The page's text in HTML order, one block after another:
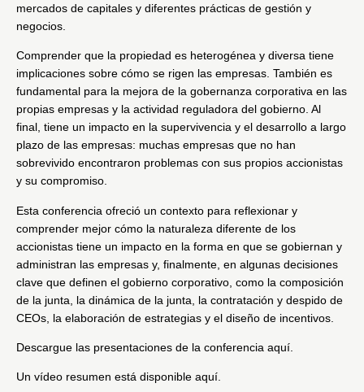
mercados de capitales y diferentes prácticas de gestión y
negocios.
Comprender que la propiedad es heterogénea y diversa tiene
implicaciones sobre cómo se rigen las empresas. También es
fundamental para la mejora de la gobernanza corporativa en las
propias empresas y la actividad reguladora del gobierno. Al
final, tiene un impacto en la supervivencia y el desarrollo a largo
plazo de las empresas: muchas empresas que no han
sobrevivido encontraron problemas con sus propios accionistas
y su compromiso.
Esta conferencia ofreció un contexto para reflexionar y
comprender mejor cómo la naturaleza diferente de los
accionistas tiene un impacto en la forma en que se gobiernan y
administran las empresas y, finalmente, en algunas decisiones
clave que definen el gobierno corporativo, como la composición
de la junta, la dinámica de la junta, la contratación y despido de
CEOs, la elaboración de estrategias y el diseño de incentivos.
Descargue las presentaciones de la conferencia aquí.
Un vídeo resumen está disponible aquí.